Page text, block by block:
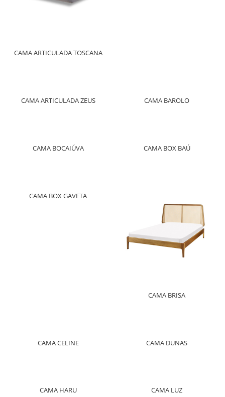
CAMA ARTICULADA TOSCANA
CAMA ARTICULADA ZEUS CAMA BAROLO
CAMA BOCAIÚVA CAMA BOX BAÚ
CAMA BOX GAVETA
CAMA BRISA
CAMA CELINE CAMA DUNAS
CAMA HARU CAMA LUZ